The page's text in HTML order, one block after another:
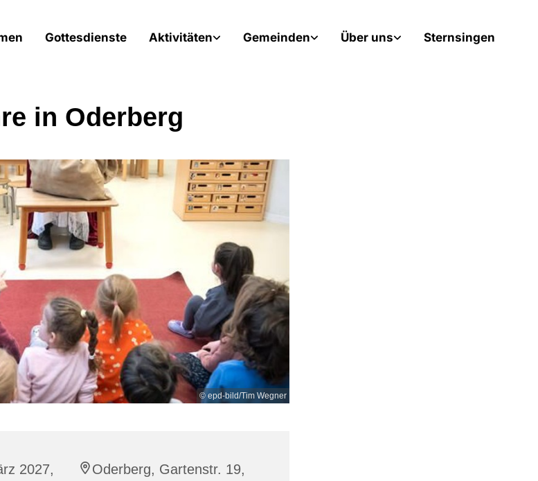
Gottesdienste Aktivitäten Gemeinden Über uns Sternsingen
in Oderberg
© epd-bild/Tim Wegner
2027,
Oderberg, Gartenstr. 19,